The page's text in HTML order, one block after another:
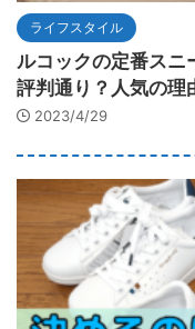
ライフスタイル
ルコックの定番スニ
評判通り？人気の理
2023/4/29